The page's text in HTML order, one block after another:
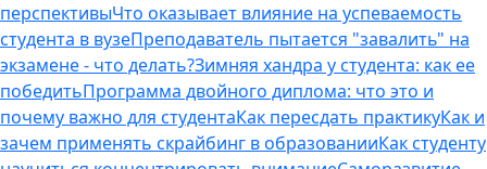
перспективыЧто оказывает влияние на успеваемость
студента в вузеПреподаватель пытается "завалить" на
экзамене - что делать?Зимняя хандра у студента: как ее
победитьПрограмма двойного диплома: что это и
почему важно для студентаКак пересдать практикуКак и
зачем применять скрайбинг в образованииКак студенту